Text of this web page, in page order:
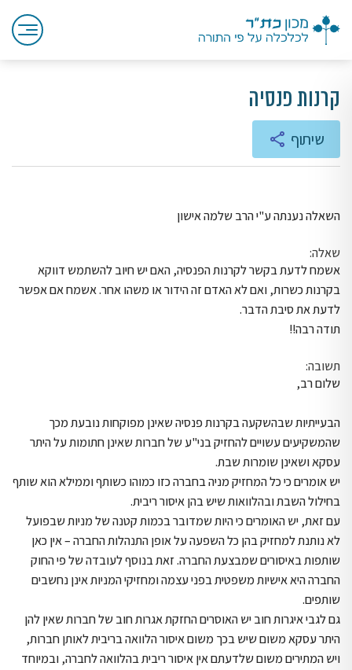
קרנות פנסיה
שיתוף
השאלה נענתה ע"י הרב שלמה אישון
שאלה:
אשמח לדעת בקשר לקרנות הפנסיה, האם יש חיוב להשתמש דווקא
בקרנות כשרות, ואם לא האדם זה הידור או משהו אחר. אשמח אם אפשר
לדעת את סיבת הדבר.
תודה רבה!!
תשובה:
שלום רב,
הבעייתיות שבהשקעה בקרנות פנסיה שאינן מפוקחות נובעת מכך
שהמשקיעים עשויים להחזיק בני"ע של חברות שאינן חתומות על היתר
עסקא ושאינן שומרות שבת.
יש אומרים כי כל המחזיק מניה בחברה כזו כמוהו כשותף וממילא הוא שותף
בחילול השבת ובהלוואות שיש בהן איסור ריבית.
עם זאת, יש האומרים כי היות שמדובר בכמות קטנה של מניות שבפועל
לא נותנת למחזיק בהן כל השפעה על אופן התנהלות החברה – אין כאן
שותפות באיסורים שמבצעת החברה. זאת בנוסף לעובדה של פי החוק
החברה היא אישיות משפטית בפני עצמה ומחזיקי המניות אינן נחשבים
שותפים.
גם לגבי איגרות חוב יש האוסרים החזקת אגרות חוב של חברות שאין להן
היתר עסקא משום שיש בכך משום איסור הלוואה בריבית לאותן חברות,
ויש המתירים משום שלדעתם אין איסור ריבית בהלוואה לחברה, ובמיוחד